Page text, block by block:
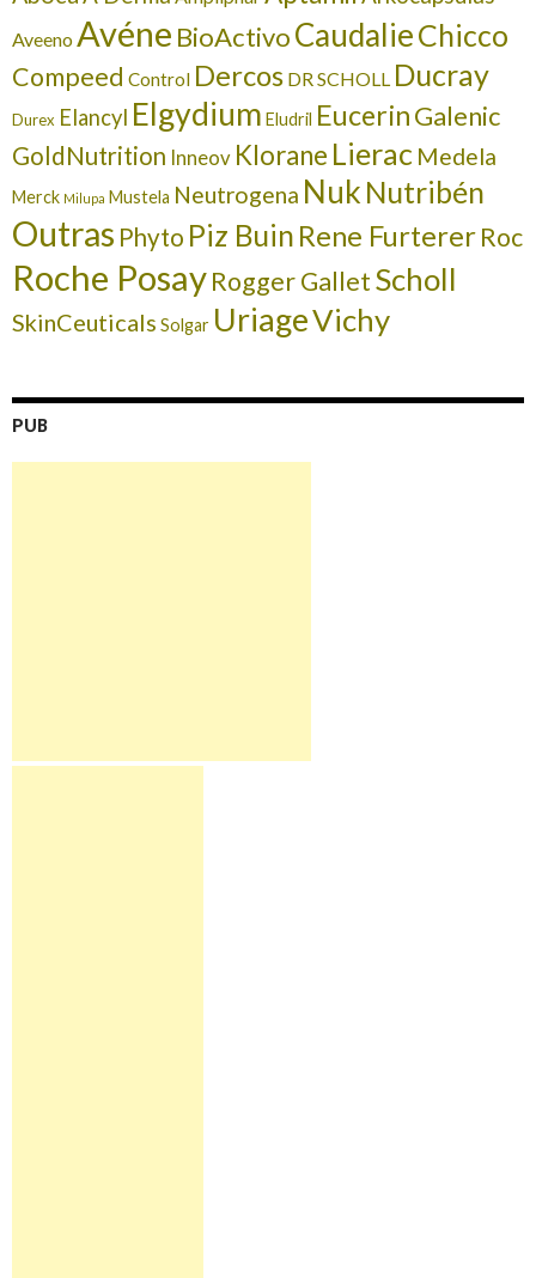
AveenoAvéne BioActivoCaudalieChicco
Compeed Control Dercos DR SCHOLL Ducray
Durex Elancyl Elgydium Eludril EucerinGalenic
GoldNutrition Inneov Klorane Lierac Medela
Merck Milupa Mustela Neutrogena Nuk Nutribén
Outras Phyto Piz Buin Rene FurtererRoc
Roche PosayRogger GalletScholl
SkinCeuticals Solgar UriageVichy
PUB